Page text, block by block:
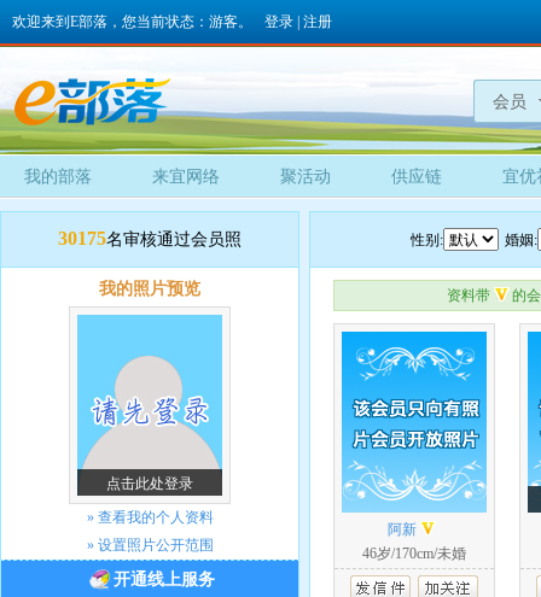
欢迎来到E部落，您当前状态：游客。 登录 注册
会员
我的部落 来宜网络 聚活动 供应链 宜优
30175名审核通过会员照
我的照片预览
点击此处登录
» 查看我的个人资料
» 设置照片公开范围
开通线上服务
性别: 婚姻:
资料带 的
阿新
46岁/170cm/未婚